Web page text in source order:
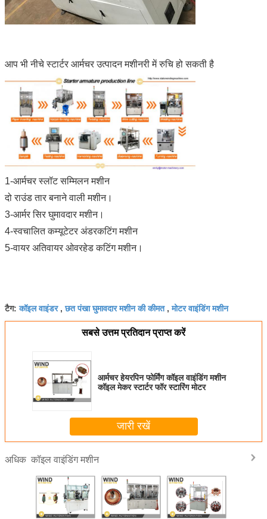
आप भी नीचे स्टार्टर आर्मचर उत्पादन मशीनरी में रुचि हो सकती है
1-आर्मचर स्लॉट सम्मिलन मशीन
दो राउंड तार बनाने वाली मशीन।
3-आर्मर सिर घुमावदार मशीन।
4-स्वचालित कम्यूटेटर अंडरकटिंग मशीन
5-वायर अतिवायर ओवरहेड कटिंग मशीन।
टैग:कॉइल वाइंडर,छत पंखा घुमावदार मशीन की कीमत,मोटर वाइंडिंग मशीन
सबसे उत्तम प्रतिदान प्राप्त करें
आर्मचर हेयरपिन फोर्मिंग कॉइल वाइंडिंग मशीन
कॉइल मेकर स्टार्टर फॉर स्टारिंग मोटर
जारी रखें
अधिक कॉइल वाइंडिंग मशीन